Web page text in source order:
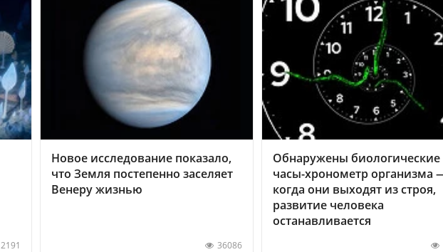
2191
Новое исследование показало,
что Земля постепенно заселяет
Венеру жизнью
36086
Обнаружены биологические
часы-хронометр организма
когда они выходят из строя,
развитие человека
останавливается